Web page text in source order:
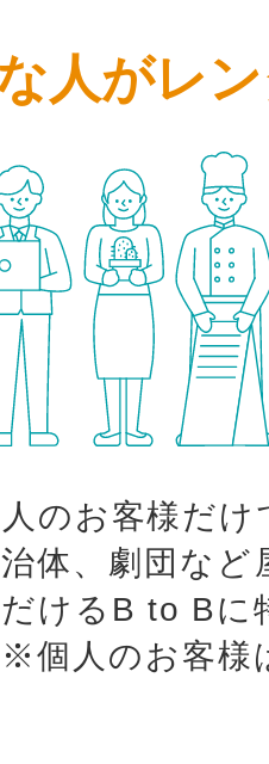
人がレ
のお客様だ
体、劇団な
けるB to Bに
※個人のお客様